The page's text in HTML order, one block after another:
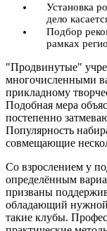
Установка
дело
Подбор
рамках
"Продвинутые"
многочисленными
прикладному
Подобная мера
постепенно
Популярность
совмещающие
Со взрослением у
определённым
призваны
обладающий нужной
такие клубы.